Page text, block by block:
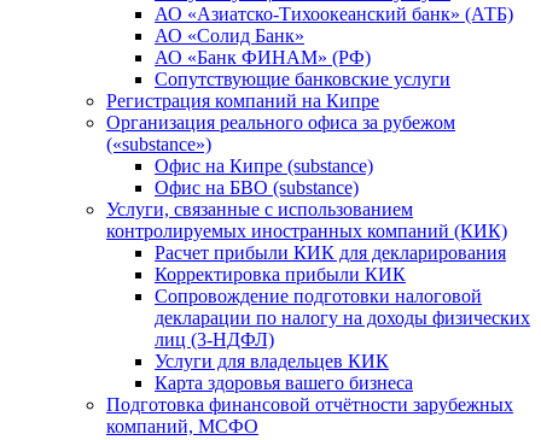
АО «Азиатско-Тихоокеанский банк» (АТБ)
АО «Солид Банк»
АО «Банк ФИНАМ» (РФ)
Сопутствующие банковские услуги
Регистрация компаний на Кипре
Организация реального офиса за рубежом
(«substance»)
Офис на Кипре (substance)
Офис на БВО (substance)
Услуги, связанные с использованием
контролируемых иностранных компаний (КИК)
Расчет прибыли КИК для декларирования
Корректировка прибыли КИК
Сопровождение подготовки налоговой
декларации по налогу на доходы физических
лиц (3-НДФЛ)
Услуги для владельцев КИК
Карта здоровья вашего бизнеса
Подготовка финансовой отчётности зарубежных
компаний, МСФО